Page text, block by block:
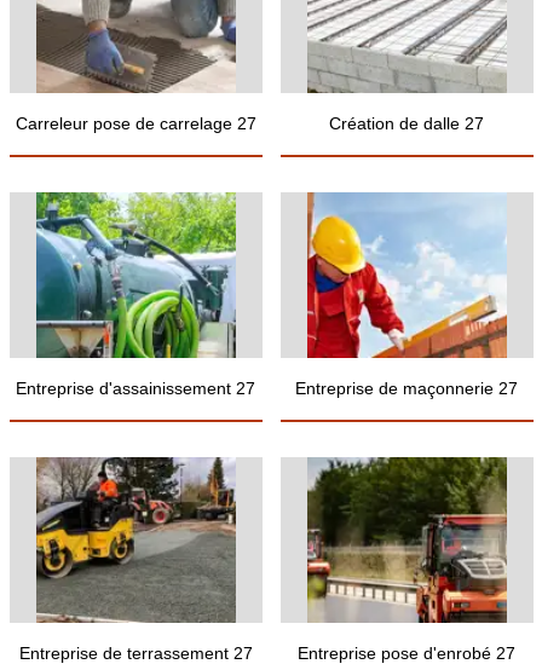
Carreleur pose de carrelage 27 Création de dalle 27
Entreprise d'assainissement 27 Entreprise de maçonnerie 27
Entreprise de terrassement 27 Entreprise pose d'enrobé 27